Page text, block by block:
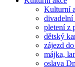
Kulturní
divadelní
pletení z
dětský
zájezd
májka,
oslava